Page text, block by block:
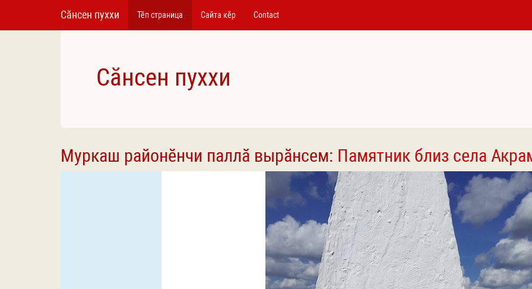
Сӑнсен пуххи Тӗп страница Сайта кӗр Contact
Сӑнсен пуххи
Муркаш районӗнчи паллӑ вырӑнсем: Памятник близ села